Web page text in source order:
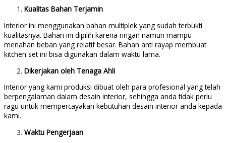
Kualitas Bahan Terjamin
Interior ini menggunakan bahan multiplek yang sudah terbukti
kualitasnya. Bahan ini dipilih karena ringan namun mampu
menahan beban yang relatif besar. Bahan anti rayap membuat
kitchen set ini bisa digunakan dalam waktu lama.
Dikerjakan oleh Tenaga Ahli
Interior yang kami produksi dibuat oleh para profesional yang telah
berpengalaman dalam desain interior, sehingga anda tidak perlu
ragu untuk mempercayakan kebutuhan desain interior anda kepada
kami.
Waktu Pengerjaan